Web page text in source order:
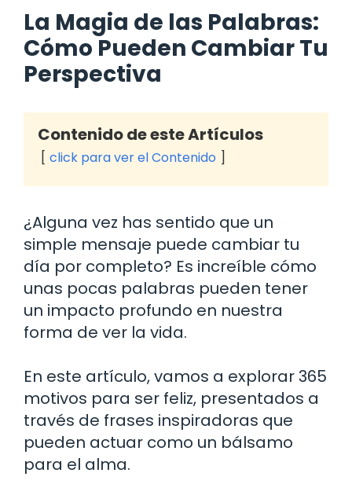
La Magia de las Palabras:
Cómo Pueden Cambiar Tu
Perspectiva
Contenido de este Artículos
click para ver el Contenido
¿Alguna vez has sentido que un
simple mensaje puede cambiar tu
día por completo? Es increíble cómo
unas pocas palabras pueden tener
un impacto profundo en nuestra
forma de ver la vida.
En este artículo, vamos a explorar 365
motivos para ser feliz, presentados a
través de frases inspiradoras que
pueden actuar como un bálsamo
para el alma.